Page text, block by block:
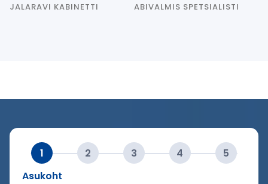
JALARAVI KABINETTI ABIVALMIS SPETSIALISTI
1
Asukoht
2 3 4 5